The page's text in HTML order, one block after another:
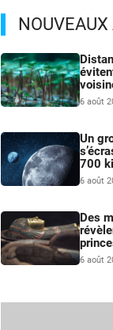
6 août
Un
700
6 août
Des
6 août